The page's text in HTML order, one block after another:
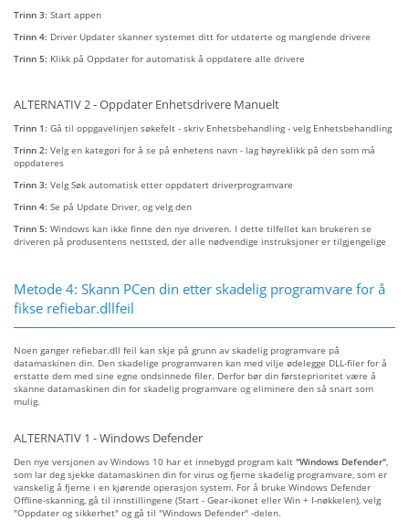
Trinn 3: Start appen
Trinn 4: Driver Updater skanner systemet ditt for utdaterte og manglende drivere
Trinn 5: Klikk på Oppdater for automatisk å oppdatere alle drivere
ALTERNATIV 2 - Oppdater Enhetsdrivere Manuelt
Trinn 1: Gå til oppgavelinjen søkefelt - skriv Enhetsbehandling - velg Enhetsbehandling
Trinn 2: Velg en kategori for å se på enhetens navn - lag høyreklikk på den som må
oppdateres
Trinn 3: Velg Søk automatisk etter oppdatert driverprogramvare
Trinn 4: Se på Update Driver, og velg den
Trinn 5: Windows kan ikke finne den nye driveren. I dette tilfellet kan brukeren se
driveren på produsentens nettsted, der alle nødvendige instruksjoner er tilgjengelige
Metode 4: Skann PCen din etter skadelig programvare for å
fikse refiebar.dllfeil
Noen ganger refiebar.dll feil kan skje på grunn av skadelig programvare på
datamaskinen din. Den skadelige programvaren kan med vilje ødelegge DLL-filer for å
erstatte dem med sine egne ondsinnede filer. Derfor bør din førsteprioritet være å
skanne datamaskinen din for skadelig programvare og eliminere den så snart som
mulig.
ALTERNATIV 1 - Windows Defender
Den nye versjonen av Windows 10 har et innebygd program kalt "Windows Defender"
som lar deg sjekke datamaskinen din for virus og fjerne skadelig programvare, som er
vanskelig å fjerne i en kjørende operasjon system. For å bruke Windows Defender
Offline-skanning, gå til innstillingene (Start - Gear-ikonet eller Win + I-nøkkelen), velg
"Oppdater og sikkerhet" og gå til "Windows Defender" -delen.